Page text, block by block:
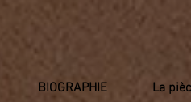
BIOGRAPHIE La